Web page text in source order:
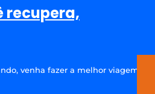
recupera,
venha fazer a melhor viagem da